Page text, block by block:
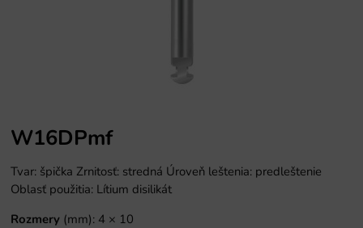
W16DPmf
Tvar: špička Zrnitosť: stredná Úroveň leštenia: predleštenie
Oblasť použitia: Lítium disilikát
Rozmery (mm): 4 × 10